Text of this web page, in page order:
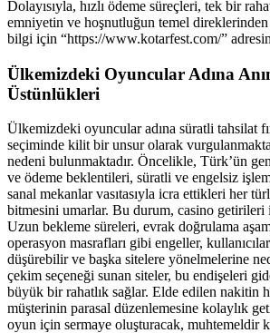
Dolayısıyla, hızlı ödeme süreçleri, tek bir
emniyetin ve hoşnutluğun temel
bilgi için “https://www.kotarfest.com/”
Ülkemizdeki Oyuncular Adına
Üstünlükleri
Ülkemizdeki oyuncular adına süratli tahsilat
seçiminde kilit bir unsur olarak
nedeni bulunmaktadır. Öncelikle, Türk’ün
ve ödeme beklentileri, süratli ve engelsiz
sanal mekanlar vasıtasıyla icra ettikleri her
bitmesini umarlar. Bu durum, casino getirileri
Uzun bekleme süreleri, evrak doğrulama
operasyon masrafları gibi engeller,
düşürebilir ve başka sitelere yönelmelerine
çekim seçeneği sunan siteler, bu endişeleri
büyük bir rahatlık sağlar. Elde edilen nakitin
müşterinin parasal düzenlemesine kolaylık
oyun için sermaye oluşturacak, muhtemeldir